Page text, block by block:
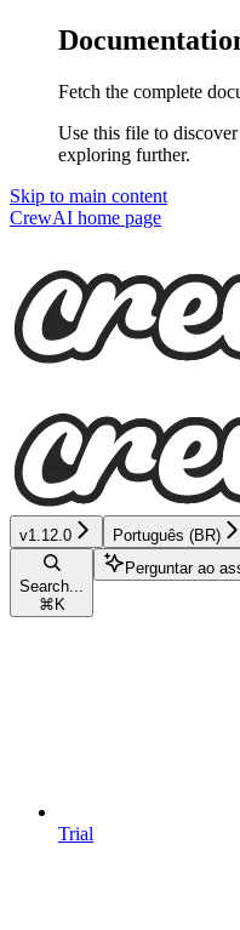
Fetch the complete
Use this file to
exploring further.
Skip to main content
CrewAI home page
v1.12.0 Português (BR)
Search...
⌘ K
Perguntar ao
Trial